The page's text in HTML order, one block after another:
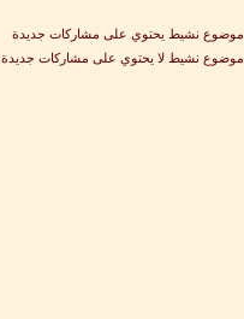
موضوع نشيط يحتوي على مشاركات جديدة
موضوع نشيط لا يحتوي على مشاركات جديدة